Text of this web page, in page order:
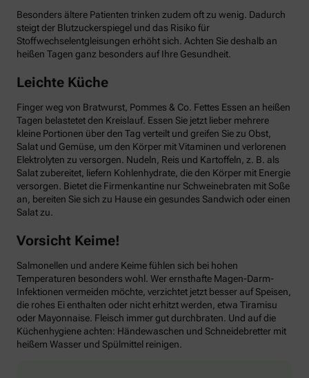
Besonders ältere Patienten trinken zudem oft zu wenig. Dadurch
steigt der Blutzuckerspiegel und das Risiko für
Stoffwechselentgleisungen erhöht sich. Achten Sie deshalb an
heißen Tagen ganz besonders auf Ihre Gesundheit.
Leichte Küche
Finger weg von Bratwurst, Pommes & Co. Fettes Essen an heißen
Tagen belastetet den Kreislauf. Essen Sie jetzt lieber mehrere
kleine Portionen über den Tag verteilt und greifen Sie zu Obst,
Salat und Gemüse, um den Körper mit Vitaminen und verlorenen
Elektrolyten zu versorgen. Nudeln, Reis und Kartoffeln, z. B. als
Salat zubereitet, liefern Kohlenhydrate, die den Körper mit Energie
versorgen. Bietet die Firmenkantine nur Schweinebraten mit Soße
an, bereiten Sie sich zu Hause ein gesundes Sandwich oder einen
Salat zu.
Vorsicht Keime!
Salmonellen und andere Keime fühlen sich bei hohen
Temperaturen besonders wohl. Wer ernsthafte Magen-Darm-
Infektionen vermeiden möchte, verzichtet jetzt besser auf Speisen,
die rohes Ei enthalten oder nicht erhitzt werden, etwa Tiramisu
oder Mayonnaise. Fleisch immer gut durchbraten. Und auf die
Küchenhygiene achten: Händewaschen und Schneidebretter mit
heißem Wasser und Spülmittel reinigen.